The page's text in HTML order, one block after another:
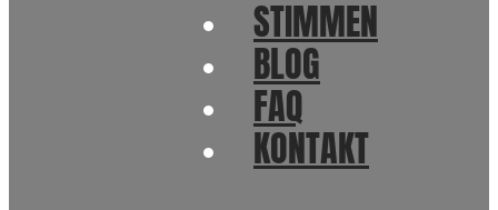
STIMMEN
BLOG
FAQ
KONTAKT